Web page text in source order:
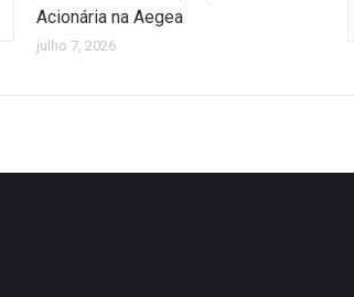
Acionária na Aegea
julho 7, 2026